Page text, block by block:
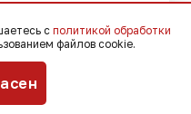
владельцев
делах,
с политикой обработки
файлов cookie.